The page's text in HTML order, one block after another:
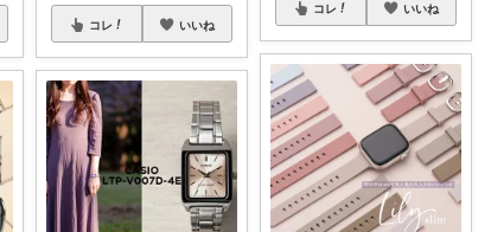
コレ いいね
コレ いいね